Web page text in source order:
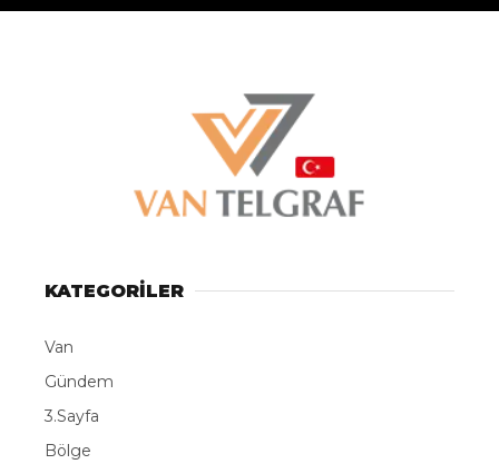
KATEGORİLER
Van
Gündem
3.Sayfa
Bölge